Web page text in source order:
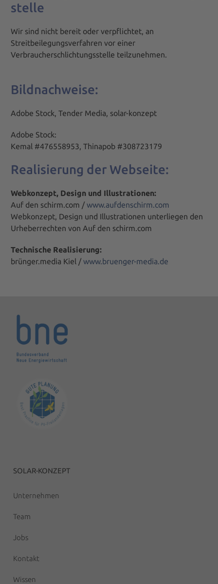
stelle
Wir sind nicht bereit oder verpflichtet, an
Streitbeilegungsverfahren vor einer
Verbraucherschlichtungsstelle teilzunehmen.
Bildnachweise:
Adobe Stock, Tender Media, solar-konzept
Adobe Stock:
Kemal #476558953, Thinapob #308723179
Realisierung der Webseite:
Webkonzept, Design und Illustrationen:
Auf den schirm.com /www.aufdenschirm.com
Webkonzept, Design und Illustrationen unterliegen den
Urheberrechten von Auf den schirm.com
Technische Realisierung:
brünger.media Kiel /www.bruenger-media.de
SOLAR-KONZEPT
Unternehmen
Team
Jobs
Kontakt
Wissen